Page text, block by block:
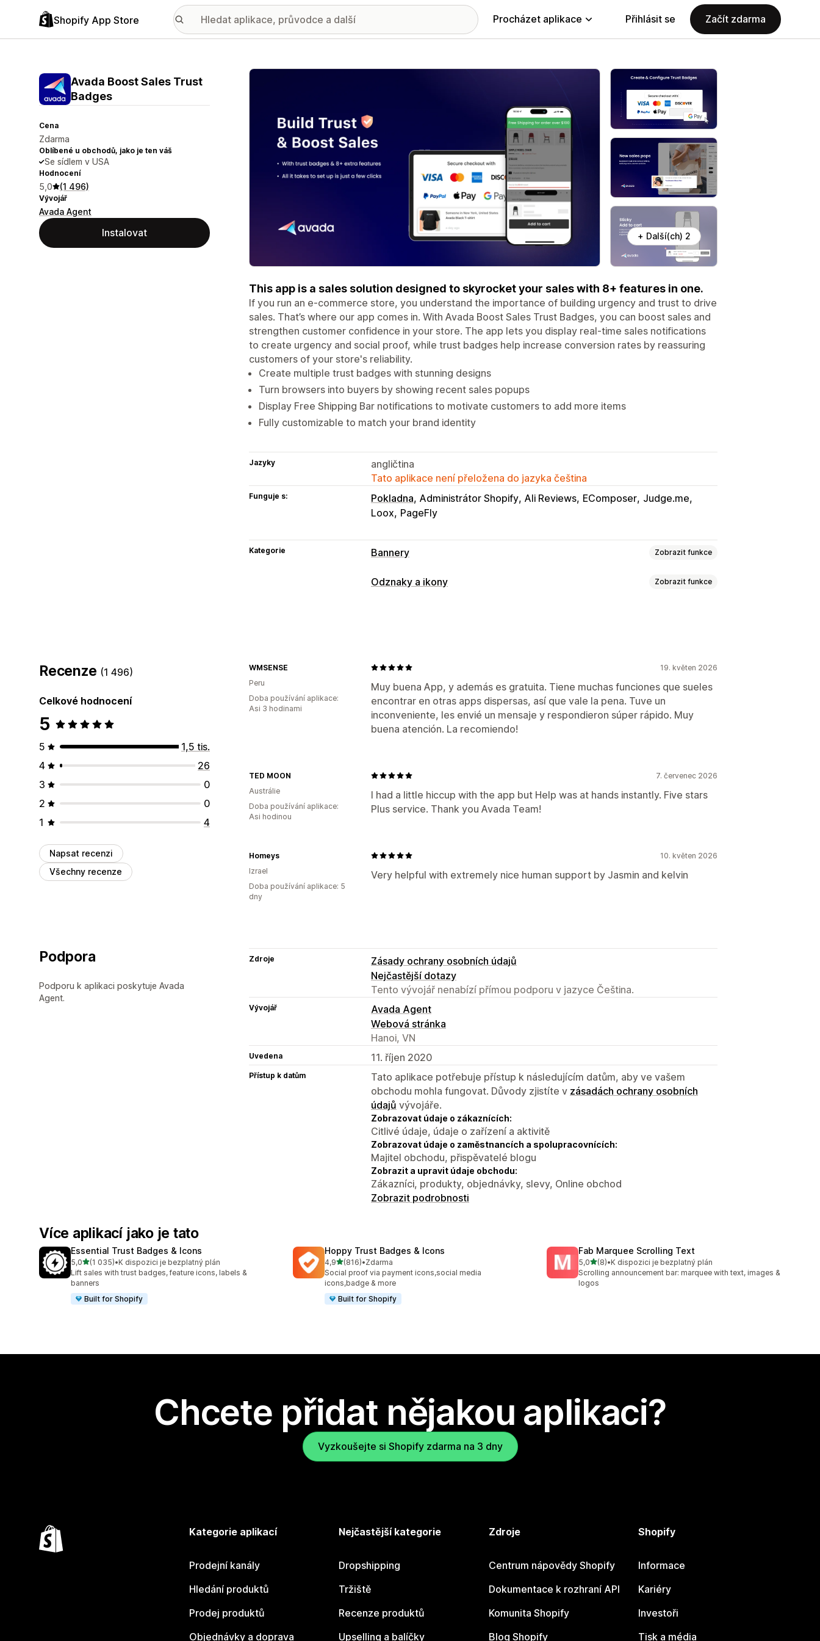
Shopify App Store Procházet aplikace Přihlásit se Začít zdarma
Avada Boost Sales Trust
Badges
Cena
Zdarma
Oblíbené u obchodů, jako je ten váš
Se sídlem v USA
Hodnocení
5,0 (1 496)
Vývojář
Avada Agent
Instalovat
Galerie propagovaných obrázků
+ Další(ch) 2
This app is a sales solution designed to skyrocket your sales with 8+ features in one.
If you run an e-commerce store, you understand the importance of building urgency and trust to drive
sales. That’s where our app comes in. With Avada Boost Sales Trust Badges, you can boost sales and
strengthen customer confidence in your store. The app lets you display real-time sales notifications
to create urgency and social proof, while trust badges help increase conversion rates by reassuring
customers of your store's reliability.
Create multiple trust badges with stunning designs
Turn browsers into buyers by showing recent sales popups
Display Free Shipping Bar notifications to motivate customers to add more items
Fully customizable to match your brand identity
Jazyky
angličtina
Tato aplikace není přeložena do jazyka čeština
Funguje s: Pokladna Administrátor Shopify Ali Reviews EComposer Judge.me
Loox PageFly
Kategorie Bannery Zobrazit funkce
Typ banneru
Odznaky a ikony Zobrazit funkce
Pozadí Ohraničení
Pozice ikon
Automatická pozice Stránka košíku Domovská stránka Stránky produktů
Recenze (1 496)
Celkové hodnocení
5
5
1,5 tis.
4
26
3
0
2
0
1
4
Napsat recenzi
Všechny recenze
19. květen 2026
Muy buena App, y además es gratuita. Tiene muchas funciones que sueles
encontrar en otras apps dispersas, así que vale la pena. Tuve un
inconveniente, les envié un mensaje y respondieron súper rápido. Muy
buena atención. La recomiendo!
WMSENSE
Peru
Doba používání aplikace:
Asi 3 hodinami
7. červenec 2026
I had a little hiccup with the app but Help was at hands instantly. Five stars
Plus service. Thank you Avada Team!
TED MOON
Austrálie
Doba používání aplikace:
Asi hodinou
10. květen 2026
Very helpful with extremely nice human support by Jasmin and kelvin
Homeys
Izrael
Doba používání aplikace: 5
dny
Podpora
Podporu k aplikaci poskytuje Avada
Agent.
Zdroje
Zásady ochrany osobních údajů
Nejčastější dotazy
Tento vývojář nenabízí přímou podporu v jazyce Čeština.
Vývojář
Avada Agent
Webová stránka
Hanoi, VN
Uvedena 11. říjen 2020
Přístup k datům
Tato aplikace potřebuje přístup k následujícím datům, aby ve vašem
obchodu mohla fungovat. Důvody zjistíte v zásadách ochrany osobních
údajů vývojáře.
Zobrazovat údaje o zákaznících:
Citlivé údaje, údaje o zařízení a aktivitě
Zobrazovat údaje o zaměstnancích a spolupracovnících:
Majitel obchodu, přispěvatelé blogu
Zobrazit a upravit údaje obchodu:
Zákazníci, produkty, objednávky, slevy, Online obchod
Zobrazit podrobnosti
Více aplikací jako je tato
Essential Trust Badges & Icons
5,0z 5 hvězd
(1 035)
Celkový počet recenzí: 1035
•K dispozici je bezplatný plán
Lift sales with trust badges, feature icons, labels &
banners
Built for Shopify
Hoppy Trust Badges & Icons
4,9z 5 hvězd
(816)
Celkový počet recenzí: 816
•Zdarma
Social proof via payment icons,social media
icons,badge & more
Built for Shopify
Fab Marquee Scrolling Text
5,0z 5 hvězd
(8)
Celkový počet recenzí: 8
•K dispozici je bezplatný plán
Scrolling announcement bar: marquee with text, images &
logos
Chcete přidat nějakou aplikaci?
Vyzkoušejte si Shopify zdarma na 3 dny
Kategorie aplikací
Prodejní kanály
Hledání produktů
Prodej produktů
Objednávky a doprava
Nejčastější kategorie
Dropshipping
Tržiště
Recenze produktů
Upselling a balíčky
Zdroje
Centrum nápovědy Shopify
Dokumentace k rozhraní API
Komunita Shopify
Blog Shopify
Shopify
Informace
Kariéry
Investoři
Tisk a média